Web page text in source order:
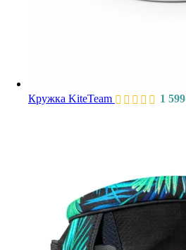
Кружка KiteTeam 1 599